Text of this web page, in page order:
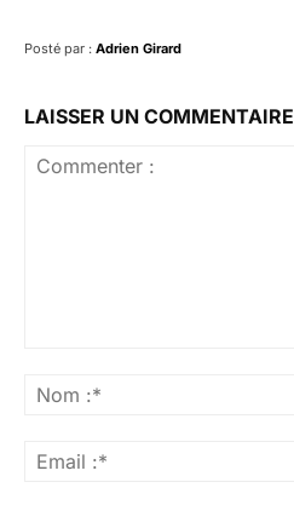
Posté par : Adrien Girard
LAISSER UN COMMENTAIRE